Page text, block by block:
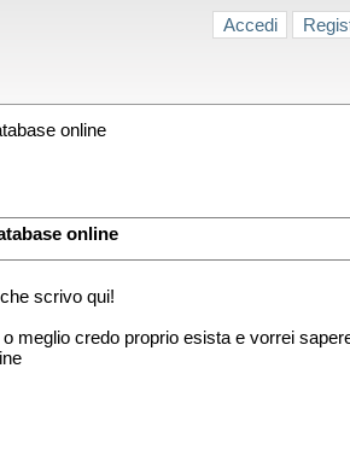
Accedi
online
online
scrivo qui!
meglio credo proprio esista e vorrei